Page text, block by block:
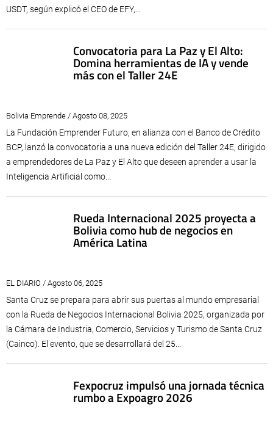
USDT, según explicó el CEO de EFY,...
Convocatoria para La Paz y El Alto:
Domina herramientas de IA y vende
más con el Taller 24E
Bolivia Emprende / Agosto 08, 2025
La Fundación Emprender Futuro, en alianza con el Banco de Crédito
BCP, lanzó la convocatoria a una nueva edición del Taller 24E, dirigido
a emprendedores de La Paz y El Alto que deseen aprender a usar la
Inteligencia Artificial como...
Rueda Internacional 2025 proyecta a
Bolivia como hub de negocios en
América Latina
EL DIARIO / Agosto 06, 2025
Santa Cruz se prepara para abrir sus puertas al mundo empresarial
con la Rueda de Negocios Internacional Bolivia 2025, organizada por
la Cámara de Industria, Comercio, Servicios y Turismo de Santa Cruz
(Cainco). El evento, que se desarrollará del 25...
Fexpocruz impulsó una jornada técnica
rumbo a Expoagro 2026